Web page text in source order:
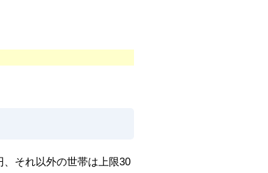
それ以外の世帯は上限30